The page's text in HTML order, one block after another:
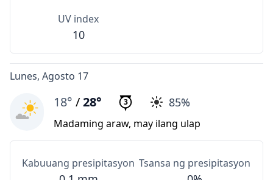
UV index
10
Lunes, Agosto 17
18° /28° 3 85%
Madaming araw, may ilang ulap
Kabuuang presipitasyon Tsansa ng presipitasyon